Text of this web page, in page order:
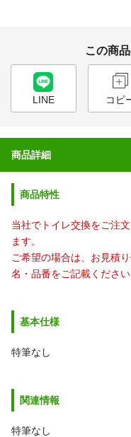
この商
LINE コピ
商品詳細
商品特性
当社でトイレ交換をご注
ます。
ご希望の場合は、お見積
名・品番をご記載ください
基本仕様
特筆なし
関連情報
特筆なし